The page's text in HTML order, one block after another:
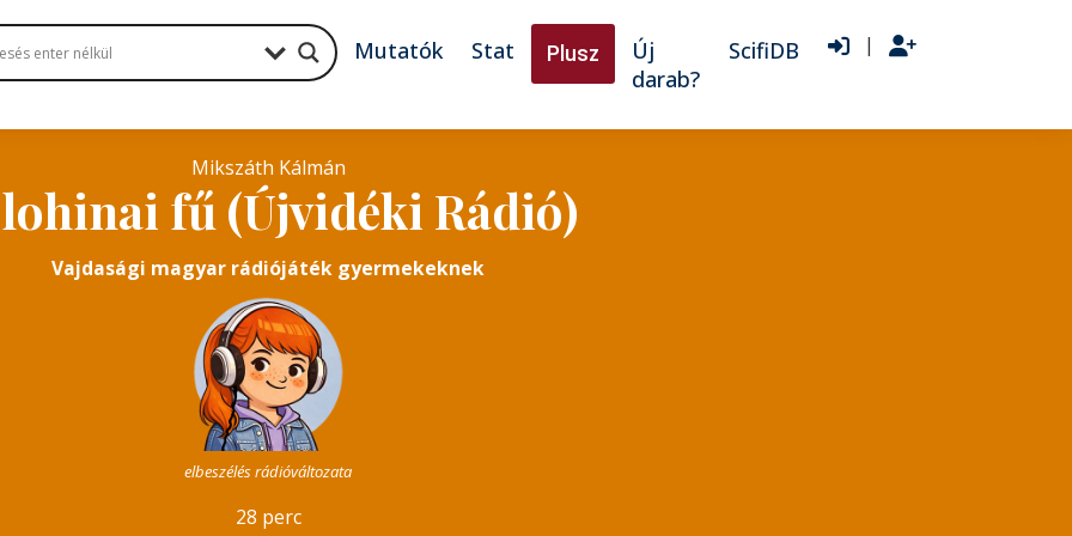
Mutatók Stat Plusz
Új
darab?
ScifiDB |
Mikszáth Kálmán
fű (Újvidéki Rádió)
Vajdasági magyar rádiójáték gyermekeknek
elbeszélés rádióváltozata
28 perc